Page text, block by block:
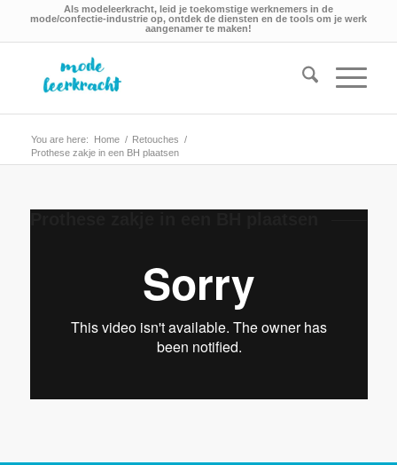
Als modeleerkracht, leid je toekomstige werknemers in de
mode/confectie-industrie op, ontdek de diensten en de tools om je werk
aangenamer te maken!
You are here: Home / Retouches /
Prothese zakje in een BH plaatsen